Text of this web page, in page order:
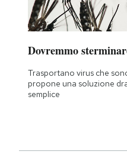
Dovremmo
Trasportano virus che
propone una soluzione
semplice